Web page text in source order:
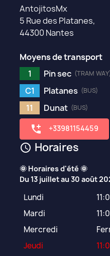
AntojitosMx
5 Rue des Platanes,
44300 Nantes
Moyens de transport
1
Pin sec (TRAM
C1 Platanes (BUS)
11 Dunat (BUS)
add_ic_call +33981154459
schedule Horaires
🌞 Horaires d'été 🌞
Du 13 juillet au 30 août
Lundi
Mardi
Mercredi
Jeudi